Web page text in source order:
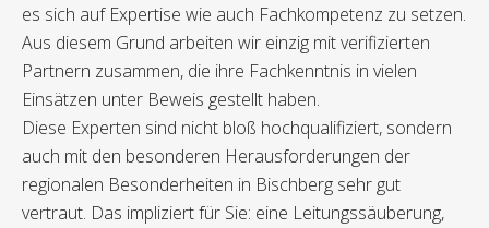
es sich auf Expertise wie auch Fachkompetenz zu setzen.
Aus diesem Grund arbeiten wir einzig mit verifizierten
Partnern zusammen, die ihre Fachkenntnis in vielen
Einsätzen unter Beweis gestellt haben.
Diese Experten sind nicht bloß hochqualifiziert, sondern
auch mit den besonderen Herausforderungen der
regionalen Besonderheiten in Bischberg sehr gut
vertraut. Das impliziert für Sie: eine Leitungssäuberung,